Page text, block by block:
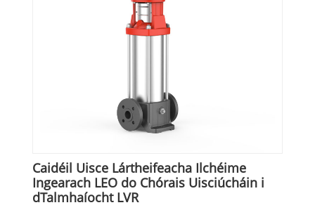
Caidéil Uisce Lártheifeacha Ilchéime
Ingearach LEO do Chórais Uisciúcháin i
dTalmhaíocht LVR